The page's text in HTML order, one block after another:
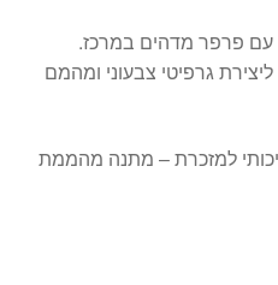
עם פרפר מדהים במרכז.
ליצירת גרפיטי צבעוני ומהמם
למזכרת – מתנה מהממת